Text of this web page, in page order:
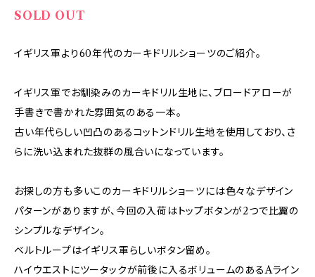
SOLD OUT
イギリス軍より60年代のカーキドリルショーツのご紹介。
イギリス軍でお馴染みのカーキドリル生地に、ブロードアローが
手書きで書かれた雰囲気のある一本。
古い年代らしい凹凸のあるコットンドリル生地を使用しており、さ
らに洗い込まれた抜群の風合いになっています。
お探しの方も多いこのカーキドリルショーツには色々なデザイン
パターンがありますが、今回の入荷はトップボタンが2つで比翼の
シンプルなデザイン。
ベルトループはイギリス軍らしいボタン留め。
ハイウエストにツータックが前後に入るボリュームのあるAライン